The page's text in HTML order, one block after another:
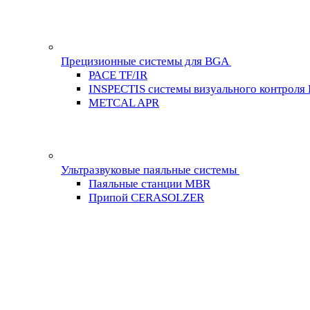
Прецизионные системы для BGA
PACE TF/IR
INSPECTIS системы визуального контроля
METCAL APR
Ультразвуковые паяльные системы
Паяльные станции MBR
Припой CERASOLZER